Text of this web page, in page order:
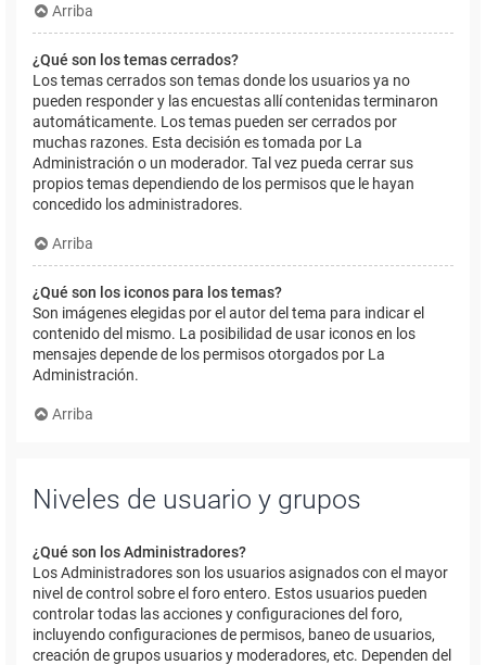
Arriba
¿Qué son los temas cerrados?
Los temas cerrados son temas donde los usuarios ya no
pueden responder y las encuestas allí contenidas terminaron
automáticamente. Los temas pueden ser cerrados por
muchas razones. Esta decisión es tomada por La
Administración o un moderador. Tal vez pueda cerrar sus
propios temas dependiendo de los permisos que le hayan
concedido los administradores.
Arriba
¿Qué son los iconos para los temas?
Son imágenes elegidas por el autor del tema para indicar el
contenido del mismo. La posibilidad de usar iconos en los
mensajes depende de los permisos otorgados por La
Administración.
Arriba
Niveles de usuario y grupos
¿Qué son los Administradores?
Los Administradores son los usuarios asignados con el mayor
nivel de control sobre el foro entero. Estos usuarios pueden
controlar todas las acciones y configuraciones del foro,
incluyendo configuraciones de permisos, baneo de usuarios,
creación de grupos usuarios y moderadores, etc. Dependen del